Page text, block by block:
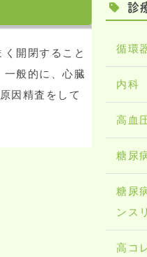
開閉すること
般的に、心臓
因精査をして
診
循環
内科
高血
糖尿
糖尿
ンス
高コ